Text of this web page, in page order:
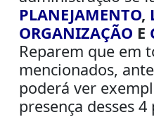
PLANEJAMENTO,
ORGANIZAÇÃO E
Reparem que em
mencionados,
poderá ver
presença desses 4